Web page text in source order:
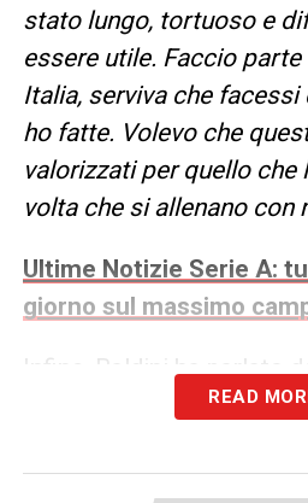
stato lungo, tortuoso e
essere utile. Faccio
Italia, serviva che
ho fatte. Volevo che
valorizzati per quello che
volta che si allenano con
Ultime Notizie Serie A:
giorno sul massimo
Infine, Baldini ha parlato
vivaio italiano e del
lavora con dei principi.
READ